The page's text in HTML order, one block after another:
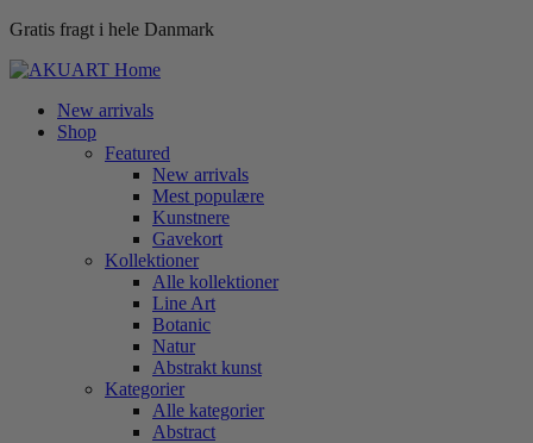
Gratis fragt i hele Danmark
New arrivals
Shop
Featured
New arrivals
Mest populære
Kunstnere
Gavekort
Kollektioner
Alle kollektioner
Line Art
Botanic
Natur
Abstrakt kunst
Kategorier
Alle kategorier
Abstract